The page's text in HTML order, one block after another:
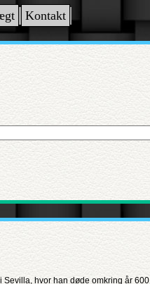
Kontakt
hvor han døde omkring år 600.